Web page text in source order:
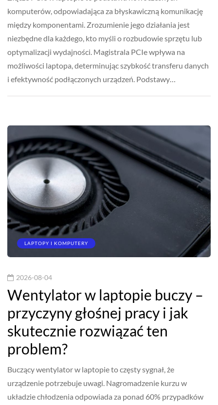
komputerów, odpowiadająca za błyskawiczną komunikację
między komponentami. Zrozumienie jego działania jest
niezbędne dla każdego, kto myśli o rozbudowie sprzętu lub
optymalizacji wydajności. Magistrala PCIe wpływa na
możliwości laptopa, determinując szybkość transferu danych
i efektywność podłączonych urządzeń. Podstawy…
LAPTOPY I KOMPUTERY
2026-08-04
Wentylator w laptopie buczy –
przyczyny głośnej pracy i jak
skutecznie rozwiązać ten
problem?
Buczący wentylator w laptopie to częsty sygnał, że
urządzenie potrzebuje uwagi. Nagromadzenie kurzu w
układzie chłodzenia odpowiada za ponad 60% przypadków